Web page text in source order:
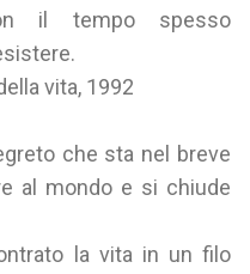
il tempo spesso
vita, 1992
che sta nel breve
al mondo e si chiude
la vita in un filo